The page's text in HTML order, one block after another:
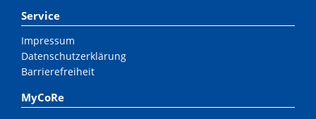
Service
Impressum
Datenschutzerklärung
Barrierefreiheit
MyCoRe